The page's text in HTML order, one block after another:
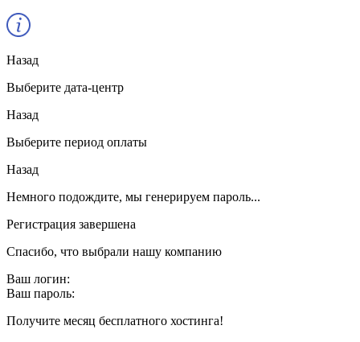
Назад
Выберите дата-центр
Назад
Выберите период оплаты
Назад
Немного подождите, мы генерируем пароль...
Регистрация завершена
Спасибо, что выбрали нашу компанию
Ваш логин:
Ваш пароль:
Получите месяц бесплатного хостинга!